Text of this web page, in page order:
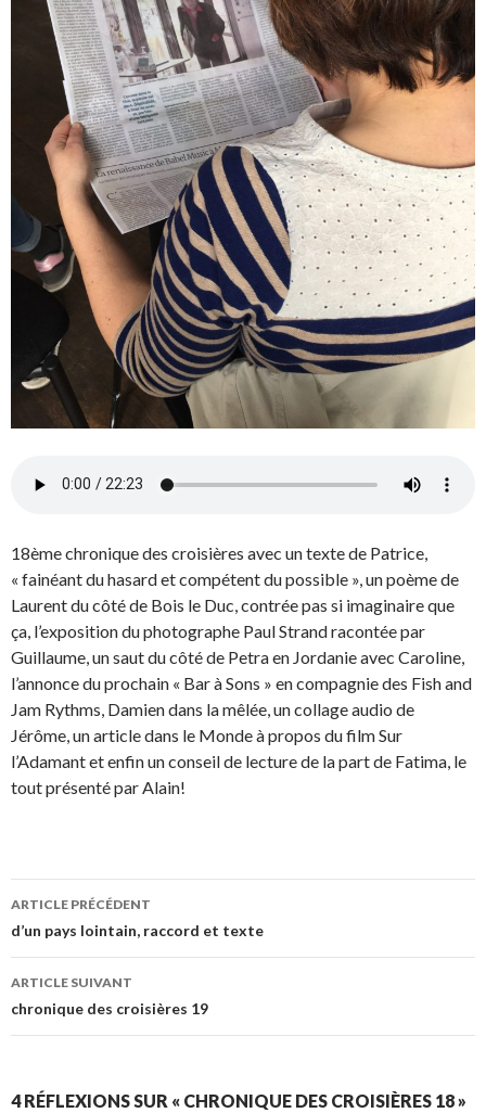
18ème chronique des croisières avec un texte de Patrice,
« fainéant du hasard et compétent du possible », un poème de
Laurent du côté de Bois le Duc, contrée pas si imaginaire que
ça, l’exposition du photographe Paul Strand racontée par
Guillaume, un saut du côté de Petra en Jordanie avec Caroline,
l’annonce du prochain « Bar à Sons » en compagnie des Fish and
Jam Rythms, Damien dans la mêlée, un collage audio de
Jérôme, un article dans le Monde à propos du film Sur
l’Adamant et enfin un conseil de lecture de la part de Fatima, le
tout présenté par Alain!
Navigation
des
articles
ARTICLE PRÉCÉDENT
d’un pays lointain, raccord et texte
ARTICLE SUIVANT
chronique des croisières 19
4 RÉFLEXIONS SUR « CHRONIQUE DES CROISIÈRES 18 »